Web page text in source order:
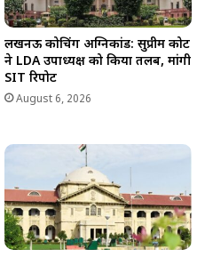
लखनऊ कोचिंग अग्निकांड: सुप्रीम कोर्ट
ने LDA उपाध्यक्ष को किया तलब, मांगी
SIT रिपोर्ट
August 6, 2026